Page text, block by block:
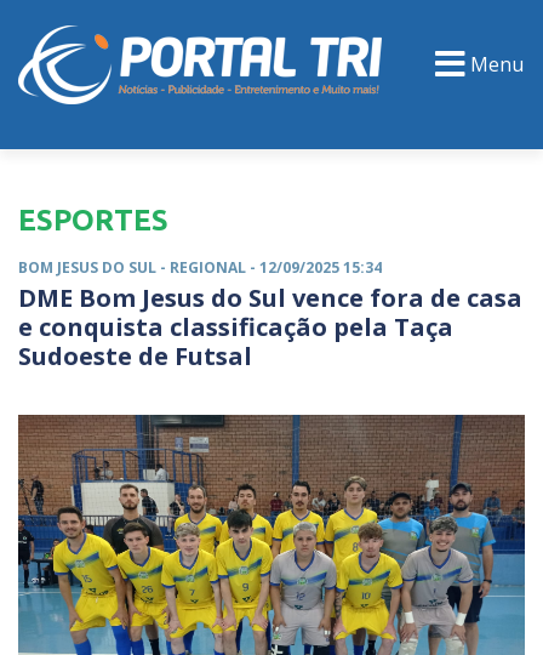
Menu
ESPORTES
BOM JESUS DO SUL - REGIONAL - 12/09/2025 15:34
DME Bom Jesus do Sul vence fora de casa
e conquista classificação pela Taça
Sudoeste de Futsal